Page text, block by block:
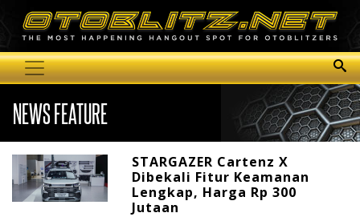
NEWS FEATURE
STARGAZER Cartenz X
Dibekali Fitur Keamanan
Lengkap, Harga Rp 300
Jutaan